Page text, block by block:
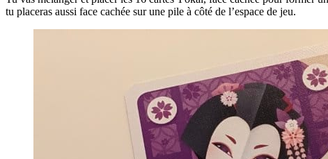
tu placeras aussi face cachée sur une pile à côté de l’espace de jeu.